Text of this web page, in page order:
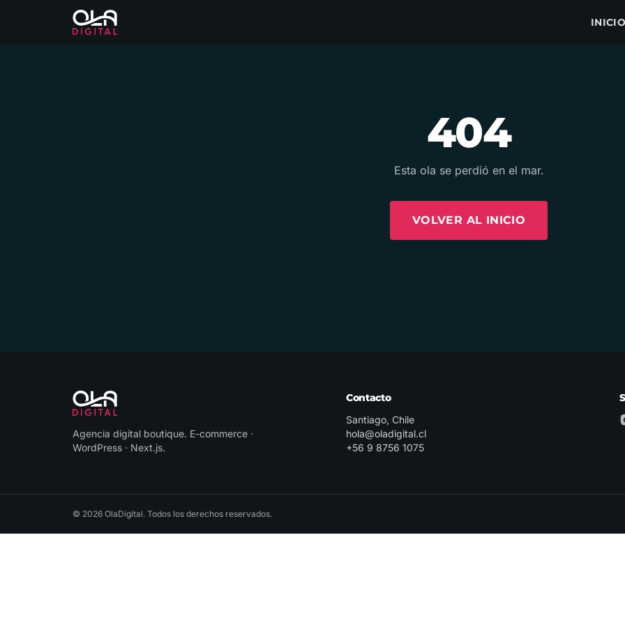
404
Esta ola se perdió en el mar.
VOLVER AL INICIO
Agencia digital boutique. E-commerce ·
WordPress · Next.js.
Contacto
Santiago, Chile
hola@oladigital.cl
+56 9 8756 1075
© 2026 OlaDigital. Todos los derechos reservados.